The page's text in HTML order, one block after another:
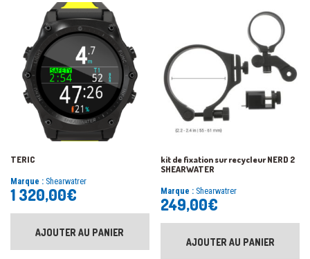
TERIC
Marque : Shearwatrer
1 320,00€
AJOUTER AU PANIER
kit de fixation sur recycleur NERD 2
SHEARWATER
Marque : Shearwatrer
249,00€
AJOUTER AU PANIER